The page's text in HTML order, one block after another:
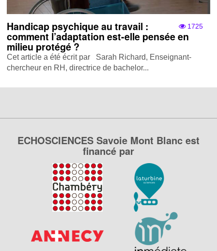
1725
Handicap psychique au travail :
comment l’adaptation est-elle pensée en
milieu protégé ?
Cet article a été écrit par Sarah Richard, Enseignant-
chercheur en RH, directrice de bachelor...
ECHOSCIENCES Savoie Mont Blanc est
financé par